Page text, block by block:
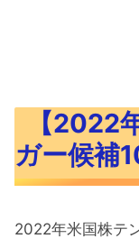
【2022
ガー候補
2022年米国株テ